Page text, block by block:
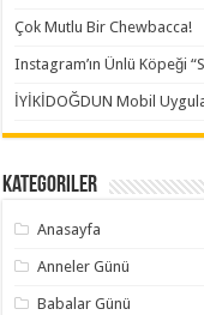
Çok Mutlu Bir Chewbacca!
Instagram’ın Ünlü Köpeği
İYİKİDOĞDUN Mobil
Kategoriler
Anasayfa
Anneler Günü
Babalar Günü